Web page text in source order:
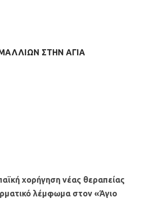
ΣΤΗΝ ΑΓΙΑ
χορήγηση νέας θεραπείας
λέμφωμα στον «Άγιο